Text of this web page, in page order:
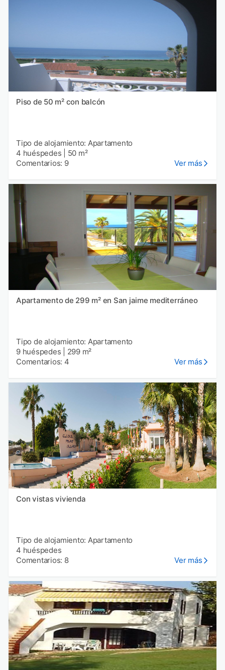
Piso de 50 m² con balcón
Tipo de alojamiento: Apartamento
4 huéspedes
50 m²
Comentarios: 9
Ver más
Apartamento de 299 m² en San jaime mediterráneo
Tipo de alojamiento: Apartamento
9 huéspedes
299 m²
Comentarios: 4
Ver más
Con vistas vivienda
Tipo de alojamiento: Apartamento
4 huéspedes
Comentarios: 8
Ver más